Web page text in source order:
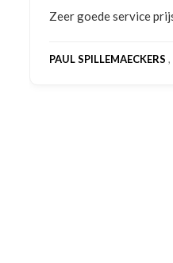
Bestelling gedaan
bestelling al